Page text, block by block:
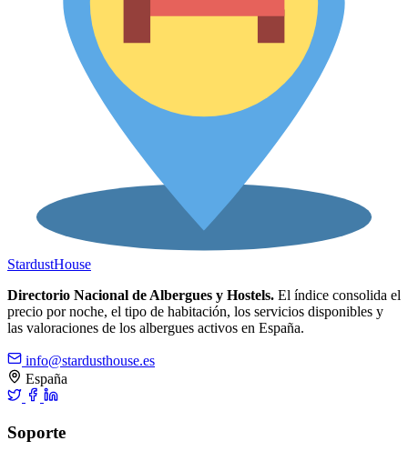
StardustHouse
Directorio Nacional de Albergues y Hostels. El índice consolida el
precio por noche, el tipo de habitación, los servicios disponibles y
las valoraciones de los albergues activos en España.
info@stardusthouse.es
España
Soporte